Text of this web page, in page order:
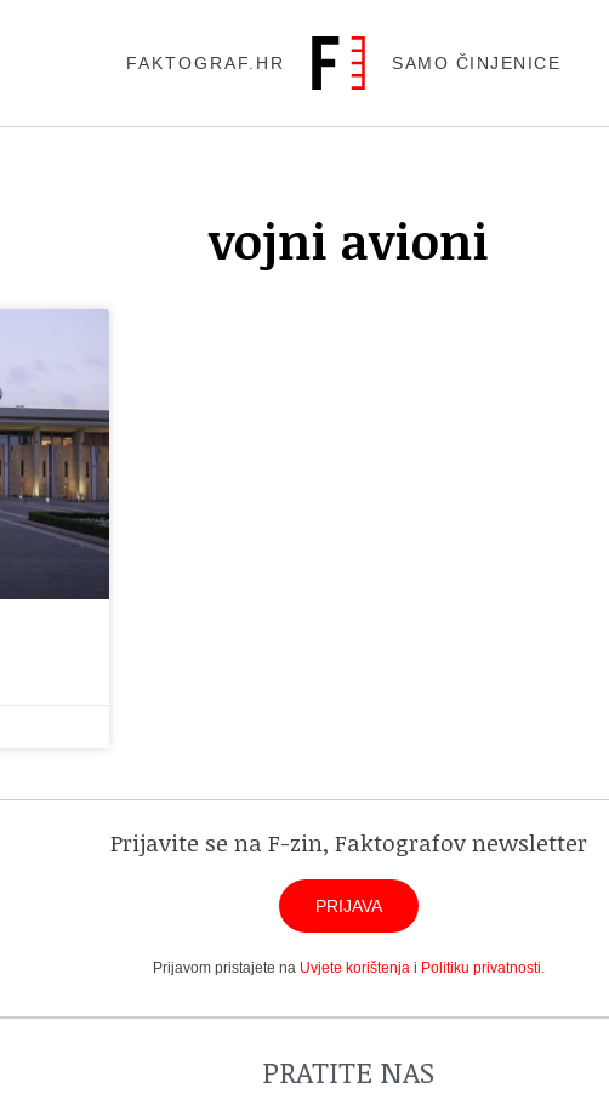
FAKTOGRAF.HR SAMO ČINJENICE
vojni avioni
Prijavite se na F-zin, Faktografov newsletter
PRIJAVA
Prijavom pristajete na Uvjete korištenjai Politiku privatnosti.
PRATITE NAS